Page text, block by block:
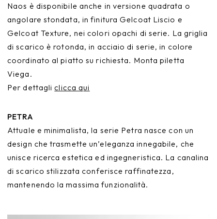
Naos è disponibile anche in versione quadrata o
angolare stondata, in finitura Gelcoat Liscio e
Gelcoat Texture, nei colori opachi di serie. La griglia
di scarico è rotonda, in acciaio di serie, in colore
coordinato al piatto su richiesta. Monta piletta
Viega.
Per dettagliclicca qui
PETRA
Attuale e minimalista, la serie Petra nasce con un
design che trasmette un’eleganza innegabile, che
unisce ricerca estetica ed ingegneristica. La canalina
di scarico stilizzata conferisce raffinatezza,
mantenendo la massima funzionalità.